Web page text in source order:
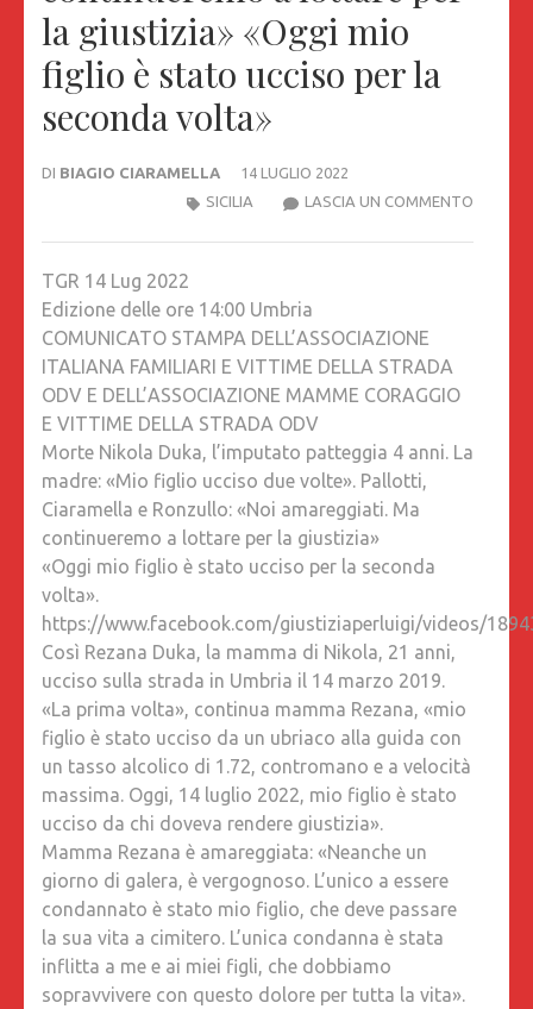
la giustizia» «Oggi mio
figlio è stato ucciso per la
seconda volta»
DI BIAGIO CIARAMELLA
14 LUGLIO 2022
LASCIA UN COMMENTO
SICILIA
TGR 14 Lug 2022
Edizione delle ore 14:00 Umbria
COMUNICATO STAMPA DELL’ASSOCIAZIONE
ITALIANA FAMILIARI E VITTIME DELLA STRADA
ODV E DELL’ASSOCIAZIONE MAMME CORAGGIO
E VITTIME DELLA STRADA ODV
Morte Nikola Duka, l’imputato patteggia 4 anni. La
madre: «Mio figlio ucciso due volte». Pallotti,
Ciaramella e Ronzullo: «Noi amareggiati. Ma
continueremo a lottare per la giustizia»
«Oggi mio figlio è stato ucciso per la seconda
volta».
https://www.facebook.com/giustiziaperluigi/videos/
Così Rezana Duka, la mamma di Nikola, 21 anni,
ucciso sulla strada in Umbria il 14 marzo 2019.
«La prima volta», continua mamma Rezana, «mio
figlio è stato ucciso da un ubriaco alla guida con
un tasso alcolico di 1.72, contromano e a velocità
massima. Oggi, 14 luglio 2022, mio figlio è stato
ucciso da chi doveva rendere giustizia».
Mamma Rezana è amareggiata: «Neanche un
giorno di galera, è vergognoso. L’unico a essere
condannato è stato mio figlio, che deve passare
la sua vita a cimitero. L’unica condanna è stata
inflitta a me e ai miei figli, che dobbiamo
sopravvivere con questo dolore per tutta la vita».